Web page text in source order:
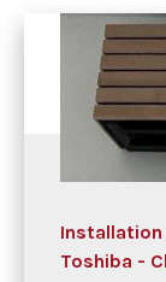
Installation
Toshiba -